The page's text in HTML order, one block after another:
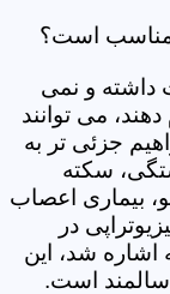
مناسب است؟
داشته و نمی
می توانند
جزئی تر به
سکته
بیماری اعصاب
در
اشاره شد، این
سالمند است.